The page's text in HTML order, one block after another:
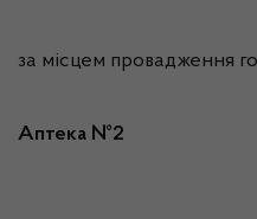
за місцем провадження
Аптека №2